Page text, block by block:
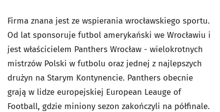
Firma znana jest ze wspierania wrocławskiego sportu.
Od lat sponsoruje futbol amerykański we Wrocławiu i
jest właścicielem Panthers Wrocław - wielokrotnych
mistrzów Polski w futbolu oraz jednej z najlepszych
drużyn na Starym Kontynencie. Panthers obecnie
grają w lidze europejskiej European Leauge of
Football, gdzie miniony sezon zakończyli na półfinale.